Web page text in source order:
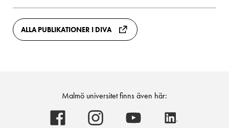
ALLA PUBLIKATIONER I DIVA
Malmö universitet finns även här:
Malmö
universitet
Malmö
universitet
Malmö
universitet